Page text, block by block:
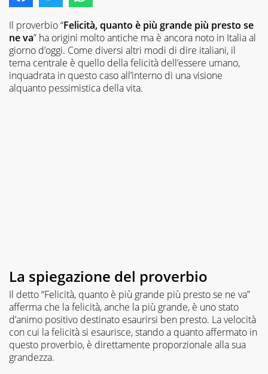
Il proverbio “Felicità, quanto è più grande più presto se
ne va” ha origini molto antiche ma è ancora noto in Italia al
giorno d’oggi. Come diversi altri modi di dire italiani, il
tema centrale è quello della felicità dell’essere umano,
inquadrata in questo caso all’interno di una visione
alquanto pessimistica della vita.
La spiegazione del proverbio
Il detto “Felicità, quanto è più grande più presto se ne va”
afferma che la felicità, anche la più grande, è uno stato
d’animo positivo destinato esaurirsi ben presto. La velocità
con cui la felicità si esaurisce, stando a quanto affermato in
questo proverbio, è direttamente proporzionale alla sua
grandezza.